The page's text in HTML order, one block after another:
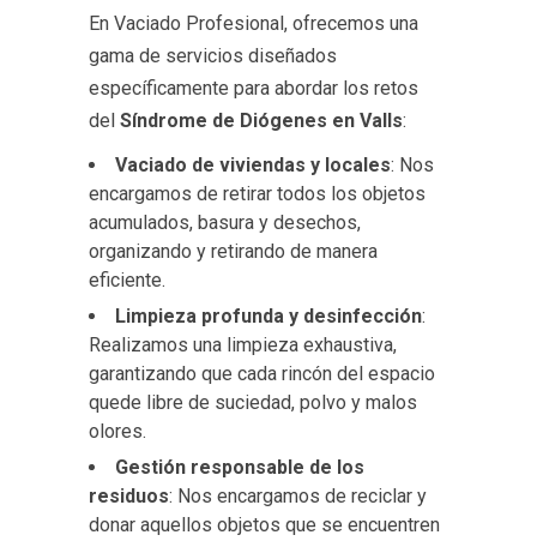
En Vaciado Profesional, ofrecemos una
gama de servicios diseñados
específicamente para abordar los retos
del Síndrome de Diógenes en Valls:
Vaciado de viviendas y locales: Nos
encargamos de retirar todos los objetos
acumulados, basura y desechos,
organizando y retirando de manera
eficiente.
Limpieza profunda y desinfección:
Realizamos una limpieza exhaustiva,
garantizando que cada rincón del espacio
quede libre de suciedad, polvo y malos
olores.
Gestión responsable de los
residuos: Nos encargamos de reciclar y
donar aquellos objetos que se encuentren